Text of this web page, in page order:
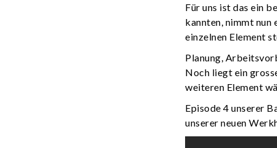
Für uns ist das ein
kannten, nimmt
einzelnen Element
Planung,
Noch liegt ein
weiteren Element
Episode 4 unserer
unserer neuen